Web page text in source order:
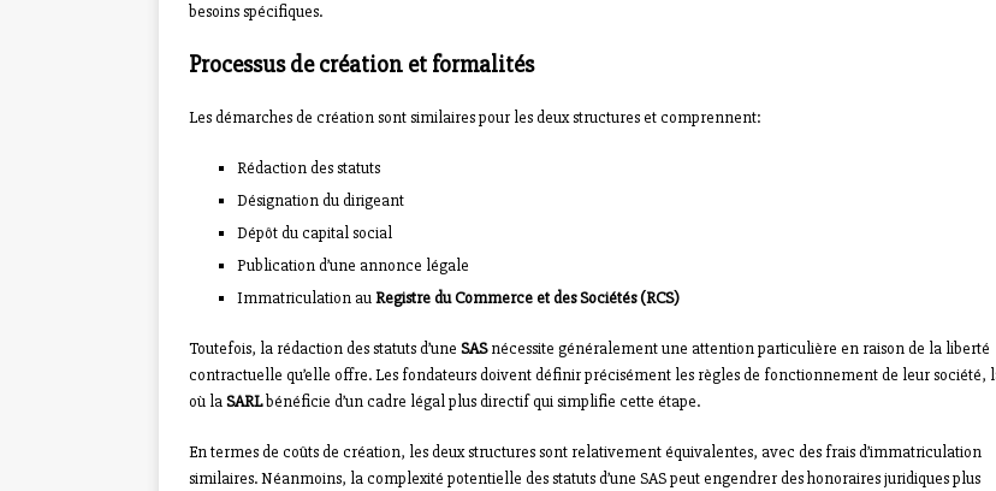
besoins spécifiques.
Processus de création et formalités
Les démarches de création sont similaires pour les deux structures et comprennent:
Rédaction des statuts
Désignation du dirigeant
Dépôt du capital social
Publication d’une annonce légale
Immatriculation auRegistre du Commerce et des Sociétés (RCS)
Toutefois, la rédaction des statuts d’une SASnécessite généralement une attention particulière en raison de la liberté
contractuelle qu’elle offre. Les fondateurs doivent définir précisément les règles de fonctionnement de leur société,
où laSARLbénéficie d’un cadre légal plus directif qui simplifie cette étape.
En termes de coûts de création, les deux structures sont relativement équivalentes, avec des frais d’immatriculation
similaires. Néanmoins, la complexité potentielle des statuts d’une SAS peut engendrer des honoraires juridiques plus